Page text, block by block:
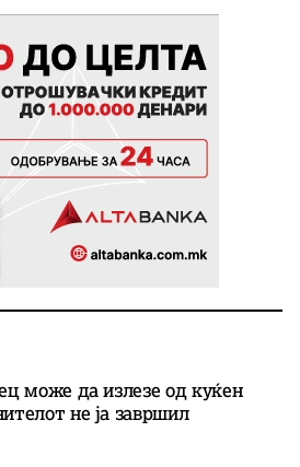
може да излезе од куќен
не ја завршил